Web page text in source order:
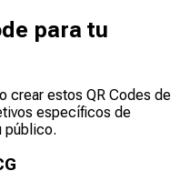
para tu
crear estos QR Codes de
específicos de
público.